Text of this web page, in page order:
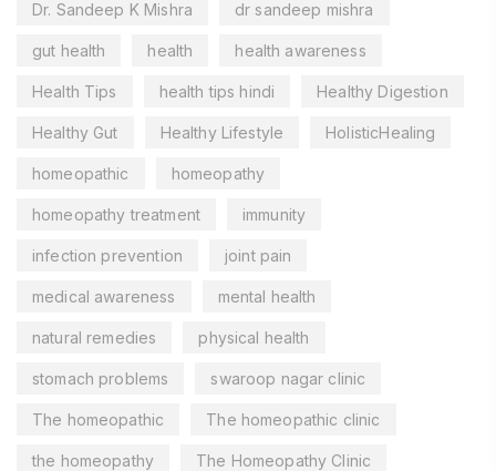
Dr. Sandeep K Mishra dr sandeep mishra
gut health health health awareness
Health Tips health tips hindi Healthy Digestion
Healthy Gut Healthy Lifestyle HolisticHealing
homeopathic homeopathy
homeopathy treatment immunity
infection prevention joint pain
medical awareness mental health
natural remedies physical health
stomach problems swaroop nagar clinic
The homeopathic The homeopathic clinic
the homeopathy The Homeopathy Clinic